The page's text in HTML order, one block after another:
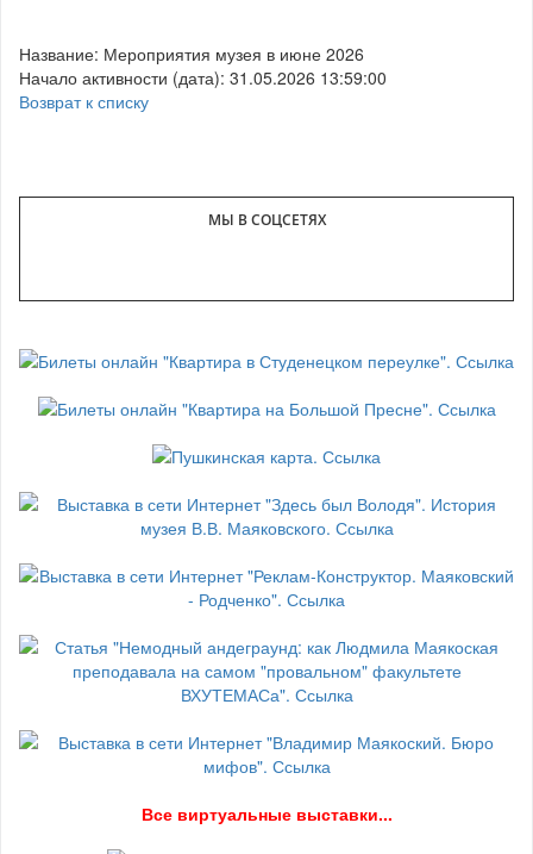
Название: Мероприятия музея в июне 2026
Начало активности (дата): 31.05.2026 13:59:00
Возврат к списку
МЫ В СОЦСЕТЯХ
Все виртуальные выставки...